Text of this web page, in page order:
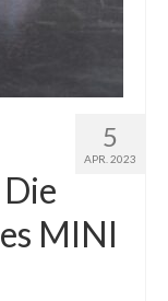
5
APR. 2023
MINI